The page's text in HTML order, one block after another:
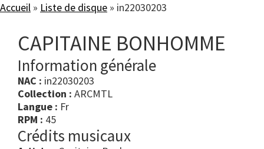
Accueil » Liste de disque » in22030203
CAPITAINE BONHOMME
Information générale
NAC : in22030203
Collection : ARCMTL
Langue : Fr
RPM : 45
Crédits musicaux